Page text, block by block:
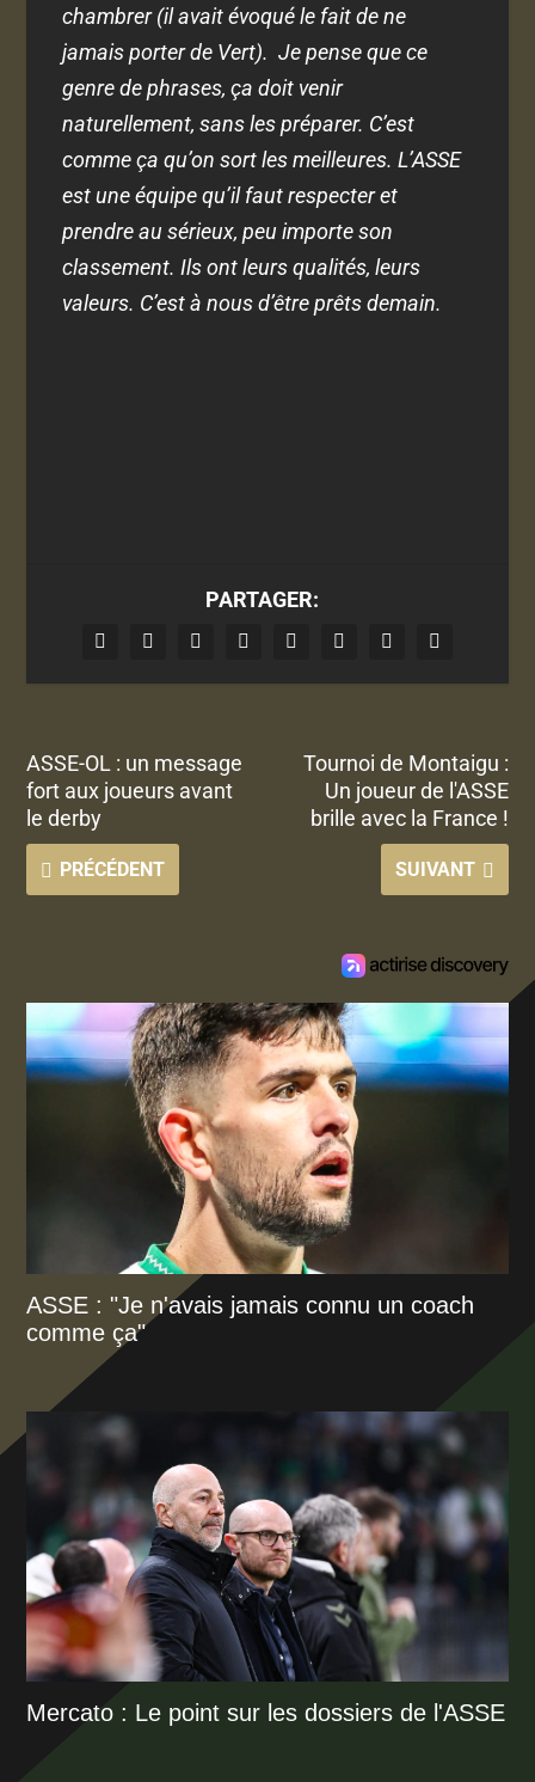
chambrer (il avait évoqué le fait de ne
jamais porter de Vert). Je pense que ce
genre de phrases, ça doit venir
naturellement, sans les préparer. C’est
comme ça qu’on sort les meilleures. L’ASSE
est une équipe qu’il faut respecter et
prendre au sérieux, peu importe son
classement. Ils ont leurs qualités, leurs
valeurs. C’est à nous d’être prêts demain.
PARTAGER:
ASSE-OL : un message
fort aux joueurs avant
le derby
PRÉCÉDENT
Tournoi de Montaigu :
Un joueur de l'ASSE
brille avec la France !
SUIVANT
ASSE : "Je n'avais jamais connu un coach
comme ça"
Mercato : Le point sur les dossiers de l'ASSE